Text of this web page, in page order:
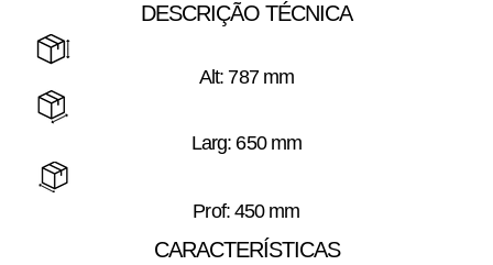
DESCRIÇÃO TÉCNICA
Alt: 787 mm
Larg: 650 mm
Prof: 450 mm
CARACTERÍSTICAS